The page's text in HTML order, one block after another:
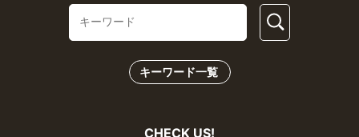
キーワード一覧
CHECK US!